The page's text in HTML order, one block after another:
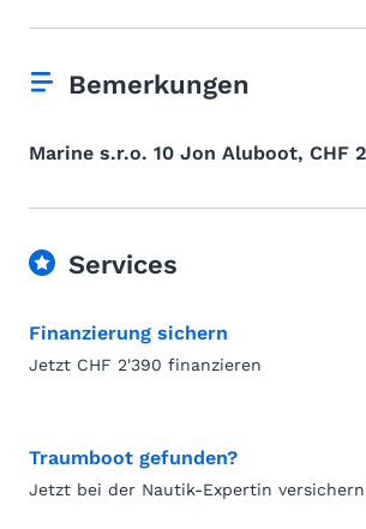
Bemerkungen
Marine s.r.o. 10 Jon Aluboot, CHF
Services
Finanzierung sichern
Jetzt CHF 2'390 finanzieren
Traumboot gefunden?
Jetzt bei der Nautik-Expertin versichern